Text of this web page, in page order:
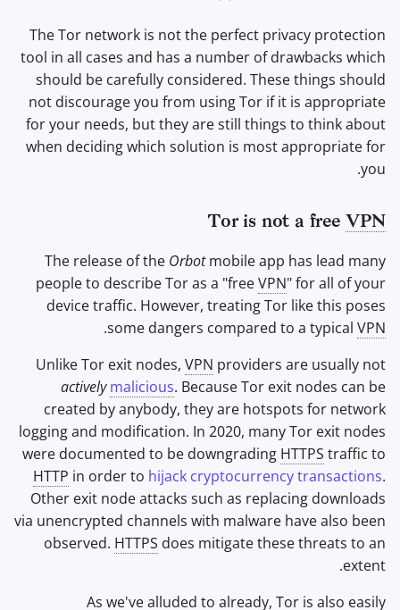
The Tor network is not the perfect privacy protection
tool in all cases and has a number of drawbacks which
should be carefully considered. These things should
not discourage you from using Tor if it is appropriate
for your needs, but they are still things to think about
when deciding which solution is most appropriate for
you.
Tor is not a free VPN
The release of the Orbotmobile app has lead many
people to describe Tor as a "freeVPN" for all of your
device traffic. However, treating Tor like this poses
some dangers compared to a typical VPN
.
Unlike Tor exit nodes, VPN providers are usually not
actively malicious. Because Tor exit nodes can be
created by anybody, they are hotspots for network
logging and modification. In 2020, many Tor exit nodes
were documented to be downgrading HTTPS traffic to
HTTP in order to hijack cryptocurrency transactions.
Other exit node attacks such as replacing downloads
via unencrypted channels with malware have also been
observed. HTTPS does mitigate these threats to an
extent.
As we've alluded to already, Tor is also easily